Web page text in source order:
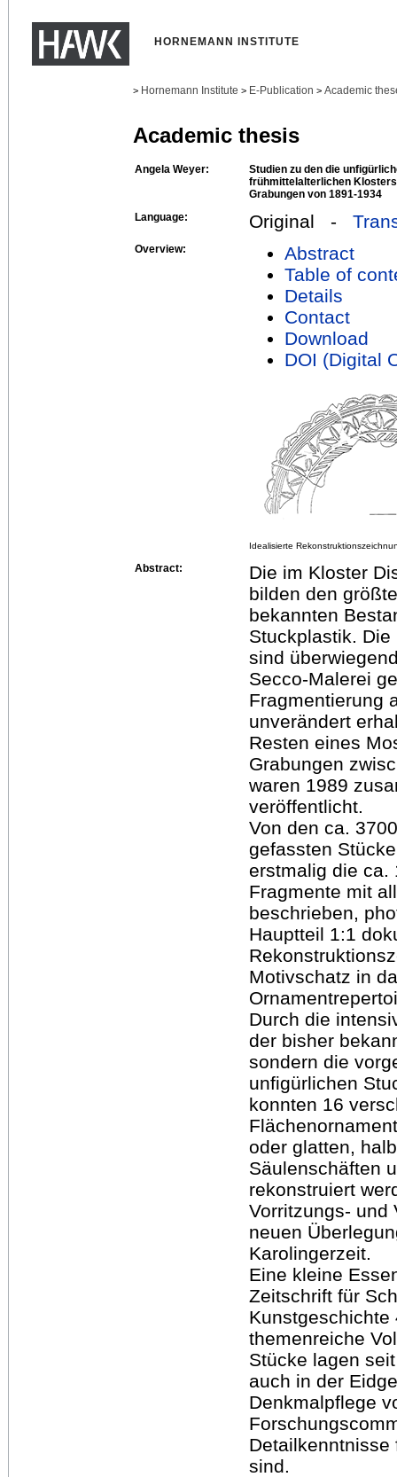
HORNEMANN INSTITUTE
> Hornemann Institute > E-Publication > Academic
Academic thesis
Angela Weyer:
Studien zu den die
frühmittelalterlichen
Grabungen von 1891-1934
Language:
Original -
Overview:
Abstract
Table of
Details
Contact
Download
DOI (Digital
Idealisierte
Abstract:
Die im Kloster
bilden den
bekannten
Stuckplastik.
sind
Secco-Malerei
Fragmentierung
unverändert
Resten eines
Grabungen
waren 1989
veröffentlicht.
Von den ca.
gefassten
erstmalig die ca.
Fragmente mit
beschrieben,
Hauptteil 1:1
Motivschatz in
Durch die
der bisher
sondern die
unfigürlichen
konnten 16
oder glatten,
Säulenschäften
rekonstruiert
Vorritzungs- und
neuen
Karolingerzeit.
Eine kleine
Zeitschrift für
Kunstgeschichte
themenreiche
Stücke lagen
auch in der
Denkmalpflege
sind.